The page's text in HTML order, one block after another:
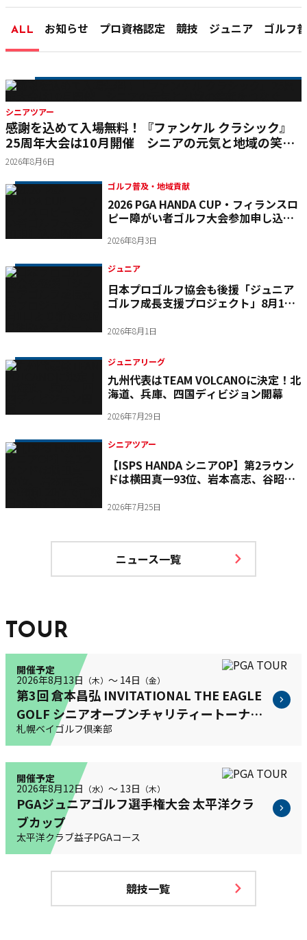
ALL お知らせ プロ資格認定 競技 ジュニア ゴルフ
シニアツアー
感謝を込めて入場無料！『ファンケル クラシック』
25周年大会は10月開催 シニアの元気と地域の笑顔
をつなぐ
2026年8月6日
ゴルフ普及・地域貢献
2026 PGA HANDA CUP・フィランスロ
ピー障がい者ゴルフ大会参加申し込み
2026年8月3日
ジュニア
日本プロゴルフ協会も後援「ジュニア
ゴルフ成長支援プロジェクト」8月1日
2026年8月1日
ジュニアリーグ
九州代表はTEAM VOLCANOに決定！北
海道、兵庫、四国ディビジョン開幕
2026年7月29日
シニアツアー
【ISPS HANDA シニアOP】第2ラウン
ドは横田真一93位、岩本高志、谷昭範
2026年7月25日
ニュース一覧
TOUR
開催予定
2026年8月13日 （木） 〜 14日 （金）
第3回 倉本昌弘 INVITATIONAL THE EAGLE
GOLF シニアオープンチャリティートーナメ
ント
札幌ベイゴルフ倶楽部
開催予定
2026年8月12日 （水） 〜 13日 （木）
PGAジュニアゴルフ選手権大会 太平洋クラ
ブカップ
太平洋クラブ益子PGAコース
競技一覧